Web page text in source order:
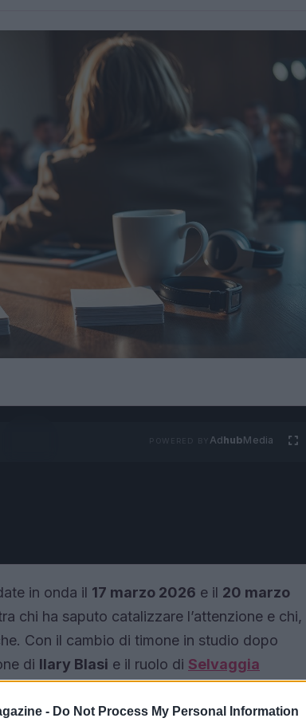
- Do Not Process My Personal Information
AdhubMedia
in onda il 17 marzo 2026 e il 20 marzo
chi ha saputo catalizzare l’attenzione e chi,
Con il cambio di timone in studio dopo
di Ilary Blasi e il ruolo di Selvaggia
di forte emotività.